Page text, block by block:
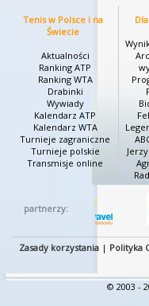
Tenis w Polsce i na
Świecie
Aktualności
Ranking ATP
Ranking WTA
Drabinki
Wywiady
Kalendarz ATP
Kalendarz WTA
Turnieje zagraniczne
Turnieje polskie
Transmisje online
partnerzy:
Zasady korzystania | Polityka
© 2003 -